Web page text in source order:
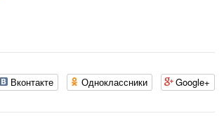
Вконтакте Одноклассники Google+